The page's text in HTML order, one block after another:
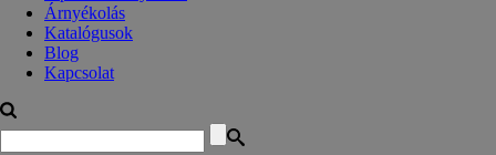
Árnyékolás
Katalógusok
Blog
Kapcsolat